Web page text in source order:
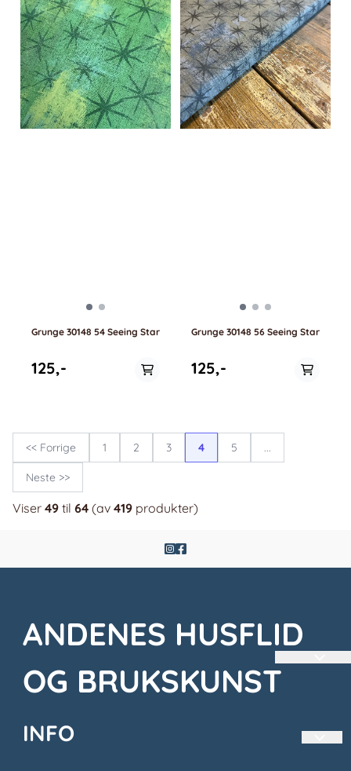
Grunge 30148 54 Seeing Star
125,-
Grunge 30148 56 Seeing Star
125,-
<< Forrige 1 2 3 4 5 ...
Neste >>
Viser 49 til 64 (av 419 produkter)
ANDENES HUSFLID
OG BRUKSKUNST
En liten Nisjebutikk langt oppe i Nord.
INFO